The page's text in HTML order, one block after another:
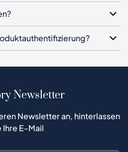
Newsletter
Newsletter an, hinterlassen
Ihre E-Mail